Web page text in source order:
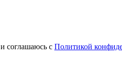
и соглашаюсь с Политикой